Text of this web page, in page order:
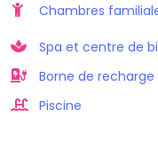
Chambres
Spa et centre de
Borne de
Piscine